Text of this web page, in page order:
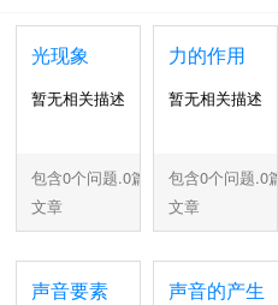
光现象
暂无相关描述
包含0个问题.0篇
文章
力的作用
暂无相关描述
包含0个问题.0篇
文章
声音要素 声音的产生